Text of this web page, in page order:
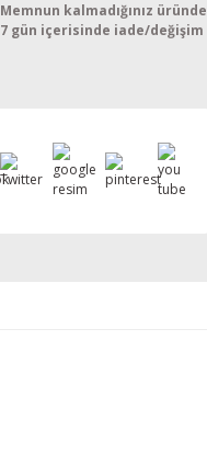
Memnun kalmadığınız üründe
7 gün içerisinde iade/değişim